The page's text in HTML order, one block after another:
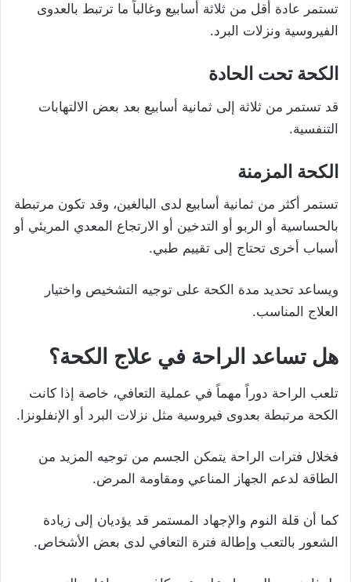
تستمر عادة أقل من ثلاثة أسابيع وغالباً ما ترتبط بالعدوى
الفيروسية ونزلات البرد.
الكحة تحت الحادة
قد تستمر من ثلاثة إلى ثمانية أسابيع بعد بعض الالتهابات
التنفسية.
الكحة المزمنة
تستمر أكثر من ثمانية أسابيع لدى البالغين، وقد تكون مرتبطة
بالحساسية أو الربو أو التدخين أو الارتجاع المعدي المريئي أو
أسباب أخرى تحتاج إلى تقييم طبي.
ويساعد تحديد مدة الكحة على توجيه التشخيص واختيار
العلاج المناسب.
هل تساعد الراحة في علاج الكحة؟
تلعب الراحة دوراً مهماً في عملية التعافي، خاصة إذا كانت
الكحة مرتبطة بعدوى فيروسية مثل نزلات البرد أو الإنفلونزا.
فخلال فترات الراحة يتمكن الجسم من توجيه المزيد من
الطاقة لدعم الجهاز المناعي ومقاومة المرض.
كما أن قلة النوم والإجهاد المستمر قد يؤديان إلى زيادة
الشعور بالتعب وإطالة فترة التعافي لدى بعض الأشخاص.